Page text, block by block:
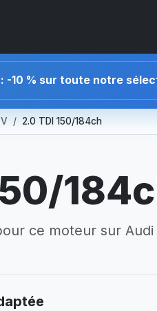
-10 % sur toute notre
2.0 TDI 150/184ch
ce moteur sur Audi